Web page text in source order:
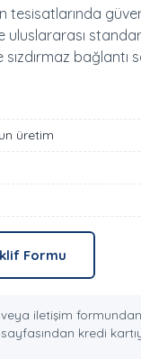
tesisatlarında
uluslararası
bağlantı
üretim
Formu
iletişim
sayfasından kredi